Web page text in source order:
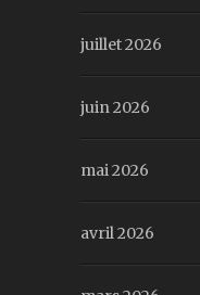
juillet 2026
juin 2026
mai 2026
avril 2026